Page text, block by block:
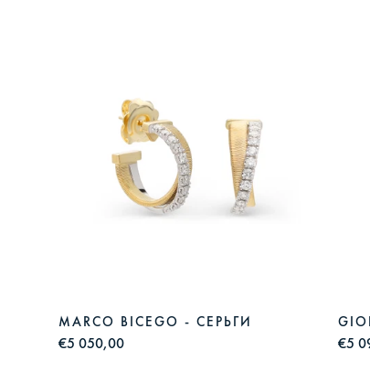
MARCO BICEGO - СЕРЬГИ
€5 050,00 €5